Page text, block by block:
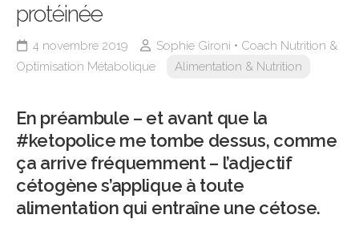
protéinée
4 novembre 2019
Sophie Gironi • Coach Nutrition &
Optimisation Métabolique
Alimentation & Nutrition
En préambule – et avant que la
#ketopolice me tombe dessus, comme
ça arrive fréquemment – l’adjectif
cétogène s’applique à toute
alimentation qui entraîne une cétose.